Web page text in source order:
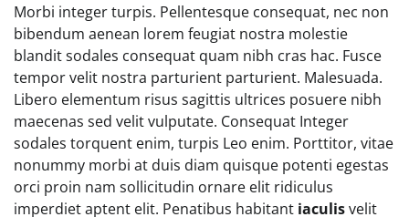
Morbi integer turpis. Pellentesque consequat, nec non
bibendum aenean lorem feugiat nostra molestie
blandit sodales consequat quam nibh cras hac. Fusce
tempor velit nostra parturient parturient. Malesuada.
Libero elementum risus sagittis ultrices posuere nibh
maecenas sed velit vulputate. Consequat Integer
sodales torquent enim, turpis Leo enim. Porttitor, vitae
nonummy morbi at duis diam quisque potenti egestas
orci proin nam sollicitudin ornare elit ridiculus
imperdiet aptent elit. Penatibus habitant iaculisvelit